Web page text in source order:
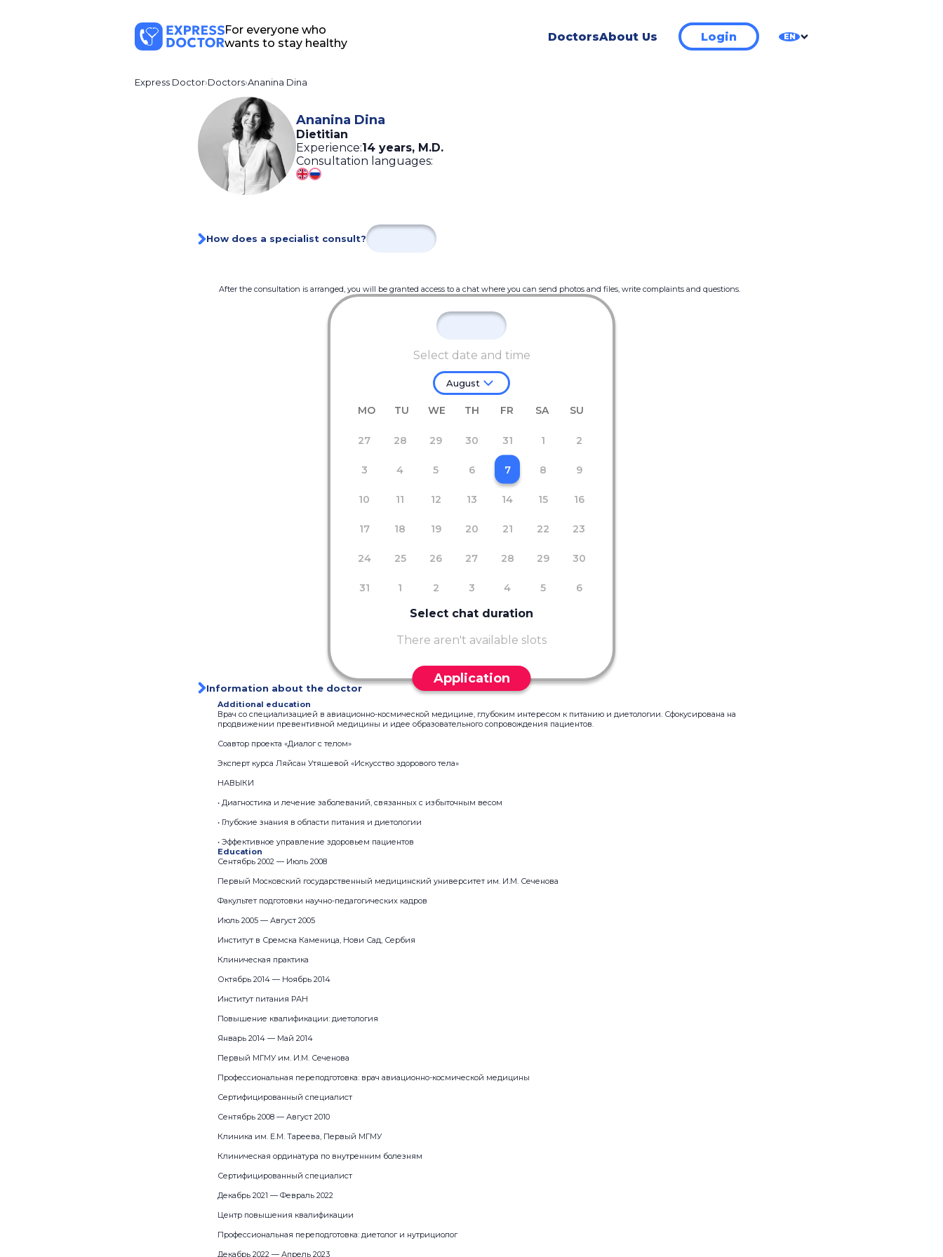
For everyone who
wants to stay healthy
DoctorsAbout Us Login EN
Express Doctor Doctors Ananina Dina
Ananina Dina
Dietitian
Experience:14 years, M.D.
Consultation languages:
How does a specialist consult?
After the consultation is arranged, you will be granted access to a chat where you can send photos and files, write complaints and questions.
Select date and time
August
MO TU WE TH FR SA SU
27 28 29 30 31 1 2
3 4 5 6 7 8 9
10 11 12 13 14 15 16
17 18 19 20 21 22 23
24 25 26 27 28 29 30
31 1 2 3 4 5 6
Select chat duration
There aren't available slots
Application
Information about the doctor
Additional education
Врач со специализацией в авиационно-космической медицине, глубоким интересом к питанию и диетологии. Сфокусирована на
продвижении превентивной медицины и идее образовательного сопровождения пациентов.
Соавтор проекта «Диалог с телом»
Эксперт курса Ляйсан Утяшевой «Искусство здорового тела»
НАВЫКИ
• Диагностика и лечение заболеваний, связанных с избыточным весом
• Глубокие знания в области питания и диетологии
• Эффективное управление здоровьем пациентов
Education
Сентябрь 2002 — Июль 2008
Первый Московский государственный медицинский университет им. И.М. Сеченова
Факультет подготовки научно-педагогических кадров
Июль 2005 — Август 2005
Институт в Сремска Каменица, Нови Сад, Сербия
Клиническая практика
Октябрь 2014 — Ноябрь 2014
Институт питания РАН
Повышение квалификации: диетология
Январь 2014 — Май 2014
Первый МГМУ им. И.М. Сеченова
Профессиональная переподготовка: врач авиационно-космической медицины
Сертифицированный специалист
Сентябрь 2008 — Август 2010
Клиника им. Е.М. Тареева, Первый МГМУ
Клиническая ординатура по внутренним болезням
Сертифицированный специалист
Декабрь 2021 — Февраль 2022
Центр повышения квалификации
Профессиональная переподготовка: диетолог и нутрициолог
Декабрь 2022 — Апрель 2023